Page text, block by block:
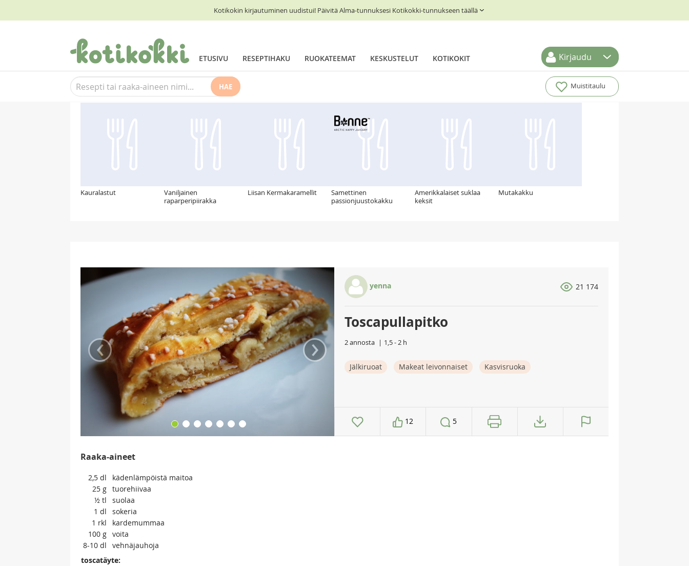
Kotikokin kirjautuminen uudistui! Päivitä Alma-tunnuksesi Kotikokki-tunnukseen täällä
ETUSIVU RESEPTIHAKU RUOKATEEMAT KESKUSTELUT KOTIKOKIT Kirjaudu
HAE Muistitaulu
Suosittelemme myös
Kauralastut
Vaniljainen
raparperipiirakka
Liisan Kermakaramellit
Samettinen
passionjuustokakku
Amerikkalaiset suklaa
keksit
Mutakakku
‹ ›
yenna 21 174
Toscapullapitko
2 annosta 1,5 - 2 h
Jälkiruoat Makeat leivonnaiset Kasvisruoka
12 5
Raaka-aineet
2,5 dl
kädenlämpöistä maitoa
25 g tuorehiivaa
½ tl
suolaa
1 dl
sokeria
1 rkl
kardemummaa
100 g voita
8-10 dl
vehnäjauhoja
toscatäyte: